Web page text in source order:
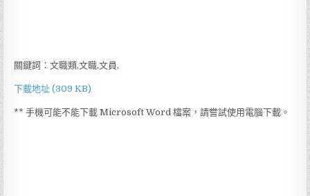
關鍵詞：文職類,文職,文員,
下載地址 (309 KB)
** 手機可能不能下載 Microsoft Word 檔案，請嘗試使用電腦下載。